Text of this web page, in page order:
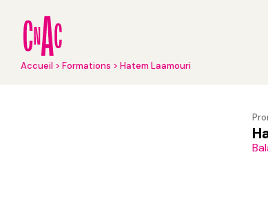
contenu
principal
Fil
Accueil Formations Hatem Laamouri